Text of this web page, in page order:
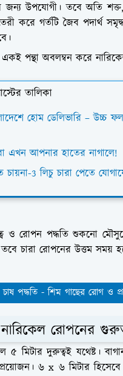
জন্য উপযোগী। তবে অতি
করে গর্তটি জৈব পদার্থ
পন্থা অবলম্বন করে
তালিকা
হোম ডেলিভারি – উচ্চ
এখন আপনার হাতের নাগালে!
চায়না-3 লিচু চারা পেতে
ও রোপন পদ্ধতি শুকনো
চারা রোপনের উত্তম সময়
পদ্ধতি - শিম গাছের রোগ ও
রোপনের
৫ মিটার দুরুত্বই যথেষ্ট।
৬ x ৬ মিটার হিসেবে